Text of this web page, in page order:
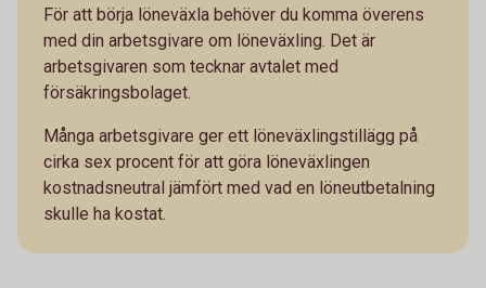
För att börja löneväxla behöver du komma överens
med din arbetsgivare om löneväxling. Det är
arbetsgivaren som tecknar avtalet med
försäkringsbolaget.
Många arbetsgivare ger ett löneväxlingstillägg på
cirka sex procent för att göra löneväxlingen
kostnadsneutral jämfört med vad en löneutbetalning
skulle ha kostat.